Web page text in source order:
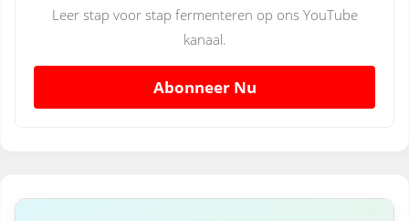
Leer stap voor stap fermenteren op ons YouTube
kanaal.
Abonneer Nu